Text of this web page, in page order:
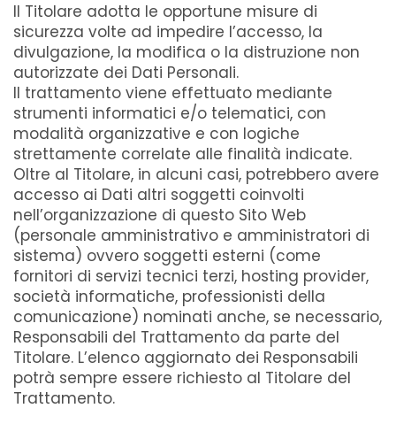
Il Titolare adotta le opportune misure di
sicurezza volte ad impedire l’accesso, la
divulgazione, la modifica o la distruzione non
autorizzate dei Dati Personali.
Il trattamento viene effettuato mediante
strumenti informatici e/o telematici, con
modalità organizzative e con logiche
strettamente correlate alle finalità indicate.
Oltre al Titolare, in alcuni casi, potrebbero avere
accesso ai Dati altri soggetti coinvolti
nell’organizzazione di questo Sito Web
(personale amministrativo e amministratori di
sistema) ovvero soggetti esterni (come
fornitori di servizi tecnici terzi, hosting provider,
società informatiche, professionisti della
comunicazione) nominati anche, se necessario,
Responsabili del Trattamento da parte del
Titolare. L’elenco aggiornato dei Responsabili
potrà sempre essere richiesto al Titolare del
Trattamento.